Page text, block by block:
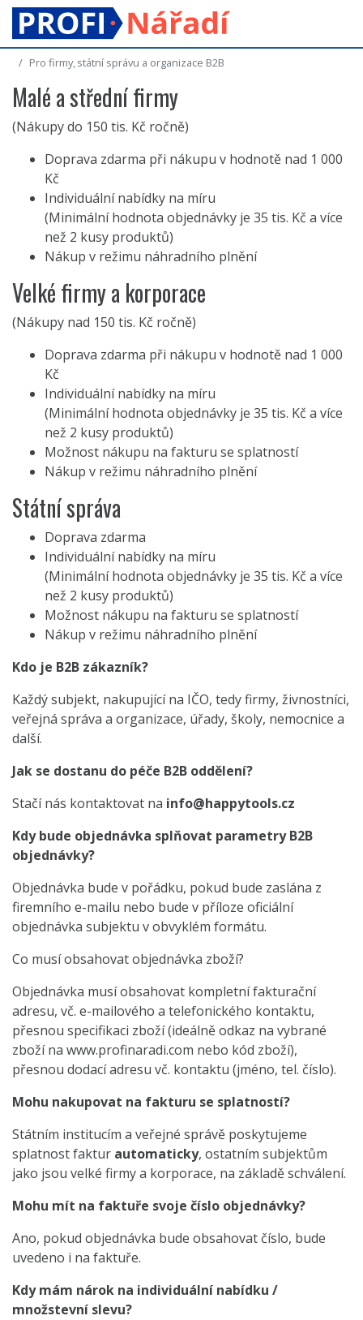
Pro firmy, státní správu a organizace B2B
Malé a střední firmy
(Nákupy do 150 tis. Kč ročně)
Doprava zdarma při nákupu v hodnotě nad 1 000
Kč
Individuální nabídky na míru
(Minimální hodnota objednávky je 35 tis. Kč a více
než 2 kusy produktů)
Nákup v režimu náhradního plnění
Velké firmy a korporace
(Nákupy nad 150 tis. Kč ročně)
Doprava zdarma při nákupu v hodnotě nad 1 000
Kč
Individuální nabídky na míru
(Minimální hodnota objednávky je 35 tis. Kč a více
než 2 kusy produktů)
Možnost nákupu na fakturu se splatností
Nákup v režimu náhradního plnění
Státní správa
Doprava zdarma
Individuální nabídky na míru
(Minimální hodnota objednávky je 35 tis. Kč a více
než 2 kusy produktů)
Možnost nákupu na fakturu se splatností
Nákup v režimu náhradního plnění
Kdo je B2B zákazník?
Každý subjekt, nakupující na IČO, tedy firmy, živnostníci,
veřejná správa a organizace, úřady, školy, nemocnice a
další.
Jak se dostanu do péče B2B oddělení?
Stačí nás kontaktovat na info@happytools.cz
Kdy bude objednávka splňovat parametry B2B
objednávky?
Objednávka bude v pořádku, pokud bude zaslána z
firemního e-mailu nebo bude v příloze oficiální
objednávka subjektu v obvyklém formátu.
Co musí obsahovat objednávka zboží?
Objednávka musí obsahovat kompletní fakturační
adresu, vč. e-mailového a telefonického kontaktu,
přesnou specifikaci zboží (ideálně odkaz na vybrané
zboží na www.profinaradi.com nebo kód zboží),
přesnou dodací adresu vč. kontaktu (jméno, tel. číslo).
Mohu nakupovat na fakturu se splatností?
Státním institucím a veřejné správě poskytujeme
splatnost faktur automaticky, ostatním subjektům
jako jsou velké firmy a korporace, na základě schválení.
Mohu mít na faktuře svoje číslo objednávky?
Ano, pokud objednávka bude obsahovat číslo, bude
uvedeno i na faktuře.
Kdy mám nárok na individuální nabídku /
množstevní slevu?